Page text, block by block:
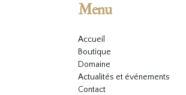
Menu
Accueil
Boutique
Domaine
Actualités et événements
Contact